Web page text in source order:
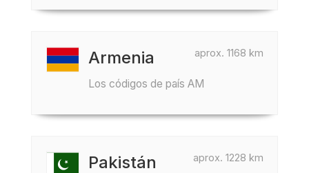
aprox. 1168 km
Armenia
Los códigos de país AM
aprox. 1228 km
Pakistán